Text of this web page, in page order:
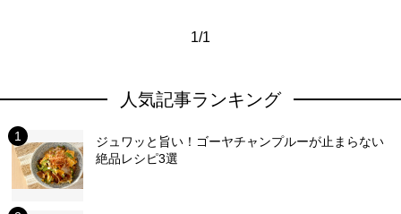
1/1
人気記事ランキング
ジュワッと旨い！ゴーヤチャンプルーが止まらない
絶品レシピ3選